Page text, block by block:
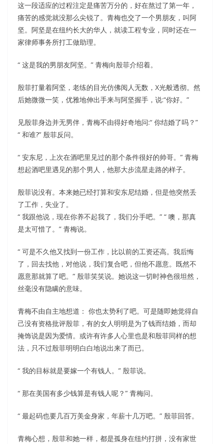
这一段适应的过程注定是痛苦万分的，好在熬过了第一年，
痛苦的感觉就没那么尖锐了。青梅也交了一个男朋友，叫阿
坚。阿坚是在纽约长大的华人，就读工程专业，同时还在一
家律师事务所打工做助理。
“ 这是我的男朋友阿坚。” 青梅向殷菲介绍着。
殷菲打量着阿坚，老练的目光仿佛阅人无数，X光般透彻。然
后她微微一笑，优雅地伸出手来与阿坚握手，说:“你好。”
见殷菲身边并无男伴，青梅不由得好奇地问:“ 你结婚了吗？”
“ 和谁?” 殷菲反问。
“ 安东尼，上次在酒吧里见过的那个条件很好的帅哥。” 青梅
想起酒吧里遇见的那个男人，他那大步流星走路的样子。
殷菲说没有。本来她已经打算和安东尼结婚，但是他突然丢
了工作，失业了。
“ 我跟他说，现在你养不起我了，我们分手吧。” “ 噢，那真
是太可惜了。” 青梅说。
“ 可是不久他又找到一份工作，比以前的工资还高。我后悔
了，回去找他，对他说，我们复合吧，但他不愿意。既然不
愿意那就算了吧。” 殷菲笑笑说。她说这一切时神色很坦然，
丝毫没有隐瞒的意味。
青梅不由自主地想道： 你也太势利了吧。可是随即她觉得自
己没有资格批评殷菲，有的女人明明是为了钱而结婚，而却
掩饰说是因为爱情。或许有许多人心里也是和殷菲同样的想
法，只不过殷菲明明白白地说出来了而已。
“ 我的目标就是要嫁一个有钱人。” 殷菲说。
“ 那在美国有多少钱算是有钱人呢？” 青梅问。
“ 最起码也要几百万美金身家，年薪十几万吧。” 殷菲回答。
青梅心想，殷菲和她一样，都是孤身在纽约打拼，没有家世